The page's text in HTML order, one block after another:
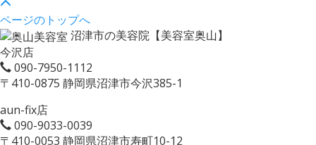
ページのトップへ
沼津市の美容院【美容室奥山】
今沢店
090-7950-1112
〒410-0875 静岡県沼津市今沢385-1
aun-fix店
090-9033-0039
〒410-0053 静岡県沼津市寿町10-12